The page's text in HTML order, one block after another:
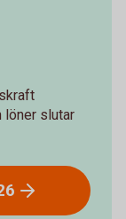
löner slutar